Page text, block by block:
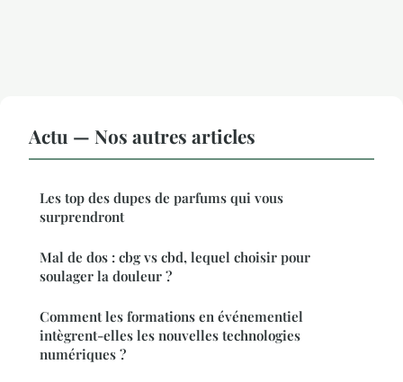
Actu — Nos autres articles
Les top des dupes de parfums qui vous
surprendront
Mal de dos : cbg vs cbd, lequel choisir pour
soulager la douleur ?
Comment les formations en événementiel
intègrent-elles les nouvelles technologies
numériques ?